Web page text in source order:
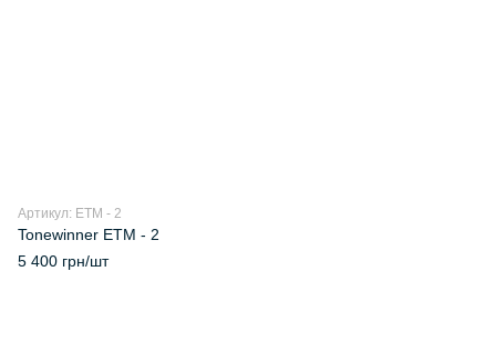
Артикул: ETM - 2
Tonewinner ETM - 2
5 400 грн/шт